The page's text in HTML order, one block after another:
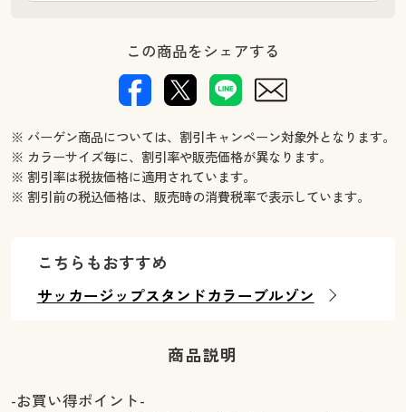
この商品をシェアする
※ バーゲン商品については、割引キャンペーン対象外となります。
※ カラーサイズ毎に、割引率や販売価格が異なります。
※ 割引率は税抜価格に適用されています。
※ 割引前の税込価格は、販売時の消費税率で表示しています。
こちらもおすすめ
サッカージップスタンドカラーブルゾン
商品説明
-お買い得ポイント-